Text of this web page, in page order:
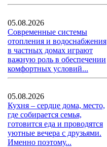
05.08.2026
Современные системы
отопления и водоснабжения
в частных домах играют
важную роль в обеспечении
комфортных условий...
05.08.2026
Кухня – сердце дома, место,
где собирается семья,
готовится еда и проводятся
уютные вечера с друзьями.
Именно поэтому...